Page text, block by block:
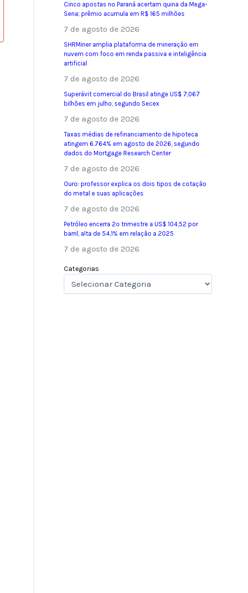
Cinco apostas no Paraná acertam quina da Mega-
Sena; prêmio acumula em R$ 165 milhões
7 de agosto de 2026
SHRMiner amplia plataforma de mineração em
nuvem com foco em renda passiva e inteligência
artificial
7 de agosto de 2026
Superávit comercial do Brasil atinge US$ 7,067
bilhões em julho, segundo Secex
7 de agosto de 2026
Taxas médias de refinanciamento de hipoteca
atingem 6.764% em agosto de 2026, segundo
dados do Mortgage Research Center
7 de agosto de 2026
Ouro: professor explica os dois tipos de cotação
do metal e suas aplicações
7 de agosto de 2026
Petróleo encerra 2º trimestre a US$ 104,52 por
barril, alta de 54,1% em relação a 2025
7 de agosto de 2026
Categorias